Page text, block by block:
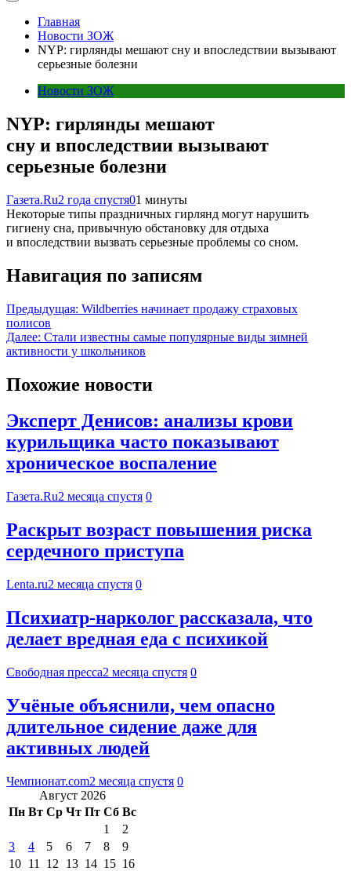
Главная
Новости ЗОЖ
NYP: гирлянды мешают сну и впоследствии вызывают
серьезные болезни
Новости ЗОЖ
NYP: гирлянды мешают
сну и впоследствии вызывают
серьезные болезни
Газета.Ru2 года спустя01 минуты
Некоторые типы праздничных гирлянд могут нарушить
гигиену сна, привычную обстановку для отдыха
и впоследствии вызвать серьезные проблемы со сном.
Навигация по записям
Предыдущая: Wildberries начинает продажу страховых
полисов
Далее: Стали известны самые популярные виды зимней
активности у школьников
Похожие новости
Эксперт Денисов: анализы крови
курильщика часто показывают
хроническое воспаление
Газета.Ru2 месяца спустя 0
Раскрыт возраст повышения риска
сердечного приступа
Lenta.ru2 месяца спустя 0
Психиатр-нарколог рассказала, что
делает вредная еда с психикой
Свободная пресса2 месяца спустя 0
Учёные объяснили, чем опасно
длительное сидение даже для
активных людей
Чемпионат.com2 месяца спустя 0
Август 2026
Пн Вт Ср Чт Пт Сб Вс
1
2
3
4 5 6 7 8
9
10 11 12 13 14 15 16